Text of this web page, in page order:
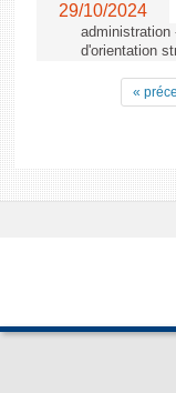
29/10/2024
administration
d'orientation
«